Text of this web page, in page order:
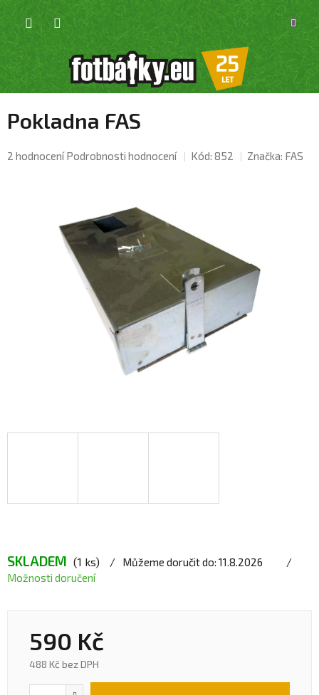
Přejít
obsah
KOŠÍK
Pokladna FAS
Průměrné
2 hodnocení Podrobnosti hodnocení Kód: 852 Značka: FAS
SKLADEM (1 ks) Můžeme doručit do: 11.8.2026
Možnosti doručení
590 Kč
488 Kč bez DPH